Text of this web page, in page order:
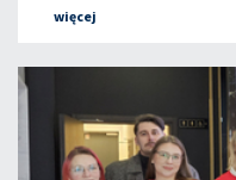
więcej